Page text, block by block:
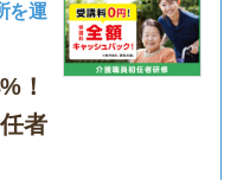
を運
！
者